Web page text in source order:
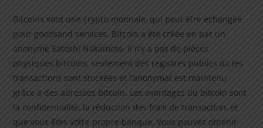
Bitcoins sont une crypto-monnaie, qui peut être échangée
pour goodsand services. Bitcoin a été créée en par un
anonyme Satoshi Nakamoto. Il n’y a pas de pièces
physiques bitcoins, seulement des registres publics où les
transactions sont stockées et l’anonymat est maintenu
grâce à des adresses bitcoin. Les avantages du bitcoin sont
la confidentialité, la réduction des frais de transaction, et
que vous êtes votre propre banque. Vous pouvez obtenir